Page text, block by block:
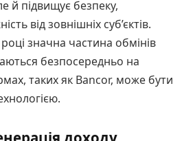
й підвищує безпеку,
від зовнішніх суб’єктів.
значна частина обмінів
безпосередньо на
таких як Bancor, може бути